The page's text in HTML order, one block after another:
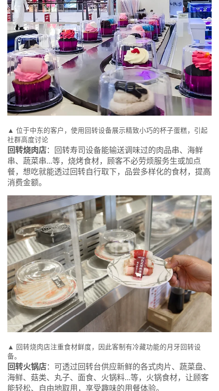
▲ 位于中东的客户，使用回转设备展示精致小巧的杯子蛋糕，引起
社群高度讨论
回转烧肉店：回转寿司设备能输送调味过的肉品串、海鲜
串、蔬菜串...等，烧烤食材，顾客不必劳烦服务生或加点
餐，想吃就能透过回转自行取下，品尝多样化的食材，提高
消费金额。
▲ 回转烧肉店注重食材鲜度，因此客制有冷藏功能的月牙回转设
备。
回转火锅店：可透过回转台供应新鲜的各式肉片、蔬菜盘、
海鲜、菇类、丸子、面食、火锅料...等，火锅食材，让顾客
能轻松、自由地取用，享受趣味的用餐体验。